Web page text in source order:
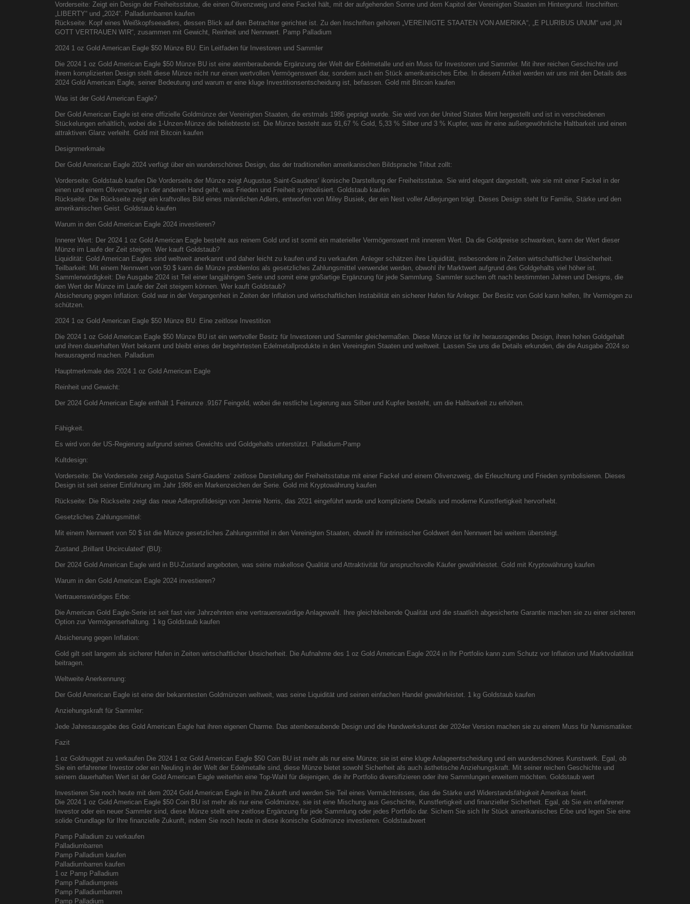
Vorderseite: Zeigt ein Design der Freiheitsstatue, die einen Olivenzweig und eine Fackel hält, mit der aufgehenden Sonne und dem Kapitol der Vereinigten Staaten im Hintergrund. Inschriften:
„LIBERTY“ und „2024“. Palladiumbarren kaufen
Rückseite: Kopf eines Weißkopfseeadlers, dessen Blick auf den Betrachter gerichtet ist. Zu den Inschriften gehören „VEREINIGTE STAATEN VON AMERIKA“, „E PLURIBUS UNUM“ und „IN
GOTT VERTRAUEN WIR“, zusammen mit Gewicht, Reinheit und Nennwert. Pamp Palladium
2024 1 oz Gold American Eagle $50 Münze BU: Ein Leitfaden für Investoren und Sammler
Die 2024 1 oz Gold American Eagle $50 Münze BU ist eine atemberaubende Ergänzung der Welt der Edelmetalle und ein Muss für Investoren und Sammler. Mit ihrer reichen Geschichte und
ihrem komplizierten Design stellt diese Münze nicht nur einen wertvollen Vermögenswert dar, sondern auch ein Stück amerikanisches Erbe. In diesem Artikel werden wir uns mit den Details des
2024 Gold American Eagle, seiner Bedeutung und warum er eine kluge Investitionsentscheidung ist, befassen. Gold mit Bitcoin kaufen
Was ist der Gold American Eagle?
Der Gold American Eagle ist eine offizielle Goldmünze der Vereinigten Staaten, die erstmals 1986 geprägt wurde. Sie wird von der United States Mint hergestellt und ist in verschiedenen
Stückelungen erhältlich, wobei die 1-Unzen-Münze die beliebteste ist. Die Münze besteht aus 91,67 % Gold, 5,33 % Silber und 3 % Kupfer, was ihr eine außergewöhnliche Haltbarkeit und einen
attraktiven Glanz verleiht. Gold mit Bitcoin kaufen
Designmerkmale
Der Gold American Eagle 2024 verfügt über ein wunderschönes Design, das der traditionellen amerikanischen Bildsprache Tribut zollt:
Vorderseite: Goldstaub kaufen Die Vorderseite der Münze zeigt Augustus Saint-Gaudens‘ ikonische Darstellung der Freiheitsstatue. Sie wird elegant dargestellt, wie sie mit einer Fackel in der
einen und einem Olivenzweig in der anderen Hand geht, was Frieden und Freiheit symbolisiert. Goldstaub kaufen
Rückseite: Die Rückseite zeigt ein kraftvolles Bild eines männlichen Adlers, entworfen von Miley Busiek, der ein Nest voller Adlerjungen trägt. Dieses Design steht für Familie, Stärke und den
amerikanischen Geist. Goldstaub kaufen
Warum in den Gold American Eagle 2024 investieren?
Innerer Wert: Der 2024 1 oz Gold American Eagle besteht aus reinem Gold und ist somit ein materieller Vermögenswert mit innerem Wert. Da die Goldpreise schwanken, kann der Wert dieser
Münze im Laufe der Zeit steigen. Wer kauft Goldstaub?
Liquidität: Gold American Eagles sind weltweit anerkannt und daher leicht zu kaufen und zu verkaufen. Anleger schätzen ihre Liquidität, insbesondere in Zeiten wirtschaftlicher Unsicherheit.
Teilbarkeit: Mit einem Nennwert von 50 $ kann die Münze problemlos als gesetzliches Zahlungsmittel verwendet werden, obwohl ihr Marktwert aufgrund des Goldgehalts viel höher ist.
Sammlerwürdigkeit: Die Ausgabe 2024 ist Teil einer langjährigen Serie und somit eine großartige Ergänzung für jede Sammlung. Sammler suchen oft nach bestimmten Jahren und Designs, die
den Wert der Münze im Laufe der Zeit steigern können. Wer kauft Goldstaub?
Absicherung gegen Inflation: Gold war in der Vergangenheit in Zeiten der Inflation und wirtschaftlichen Instabilität ein sicherer Hafen für Anleger. Der Besitz von Gold kann helfen, Ihr Vermögen zu
schützen.
2024 1 oz Gold American Eagle $50 Münze BU: Eine zeitlose Investition
Die 2024 1 oz Gold American Eagle $50 Münze BU ist ein wertvoller Besitz für Investoren und Sammler gleichermaßen. Diese Münze ist für ihr herausragendes Design, ihren hohen Goldgehalt
und ihren dauerhaften Wert bekannt und bleibt eines der begehrtesten Edelmetallprodukte in den Vereinigten Staaten und weltweit. Lassen Sie uns die Details erkunden, die die Ausgabe 2024 so
herausragend machen. Palladium
Hauptmerkmale des 2024 1 oz Gold American Eagle
Reinheit und Gewicht:
Der 2024 Gold American Eagle enthält 1 Feinunze .9167 Feingold, wobei die restliche Legierung aus Silber und Kupfer besteht, um die Haltbarkeit zu erhöhen.
Fähigkeit.
Es wird von der US-Regierung aufgrund seines Gewichts und Goldgehalts unterstützt. Palladium-Pamp
Kultdesign:
Vorderseite: Die Vorderseite zeigt Augustus Saint-Gaudens‘ zeitlose Darstellung der Freiheitsstatue mit einer Fackel und einem Olivenzweig, die Erleuchtung und Frieden symbolisieren. Dieses
Design ist seit seiner Einführung im Jahr 1986 ein Markenzeichen der Serie. Gold mit Kryptowährung kaufen
Rückseite: Die Rückseite zeigt das neue Adlerprofildesign von Jennie Norris, das 2021 eingeführt wurde und komplizierte Details und moderne Kunstfertigkeit hervorhebt.
Gesetzliches Zahlungsmittel:
Mit einem Nennwert von 50 $ ist die Münze gesetzliches Zahlungsmittel in den Vereinigten Staaten, obwohl ihr intrinsischer Goldwert den Nennwert bei weitem übersteigt.
Zustand „Brillant Uncirculated“ (BU):
Der 2024 Gold American Eagle wird in BU-Zustand angeboten, was seine makellose Qualität und Attraktivität für anspruchsvolle Käufer gewährleistet. Gold mit Kryptowährung kaufen
Warum in den Gold American Eagle 2024 investieren?
Vertrauenswürdiges Erbe:
Die American Gold Eagle-Serie ist seit fast vier Jahrzehnten eine vertrauenswürdige Anlagewahl. Ihre gleichbleibende Qualität und die staatlich abgesicherte Garantie machen sie zu einer sicheren
Option zur Vermögenserhaltung. 1 kg Goldstaub kaufen
Absicherung gegen Inflation:
Gold gilt seit langem als sicherer Hafen in Zeiten wirtschaftlicher Unsicherheit. Die Aufnahme des 1 oz Gold American Eagle 2024 in Ihr Portfolio kann zum Schutz vor Inflation und Marktvolatilität
beitragen.
Weltweite Anerkennung:
Der Gold American Eagle ist eine der bekanntesten Goldmünzen weltweit, was seine Liquidität und seinen einfachen Handel gewährleistet. 1 kg Goldstaub kaufen
Anziehungskraft für Sammler:
Jede Jahresausgabe des Gold American Eagle hat ihren eigenen Charme. Das atemberaubende Design und die Handwerkskunst der 2024er Version machen sie zu einem Muss für Numismatiker.
Fazit
1 oz Goldnugget zu verkaufen Die 2024 1 oz Gold American Eagle $50 Coin BU ist mehr als nur eine Münze; sie ist eine kluge Anlageentscheidung und ein wunderschönes Kunstwerk. Egal, ob
Sie ein erfahrener Investor oder ein Neuling in der Welt der Edelmetalle sind, diese Münze bietet sowohl Sicherheit als auch ästhetische Anziehungskraft. Mit seiner reichen Geschichte und
seinem dauerhaften Wert ist der Gold American Eagle weiterhin eine Top-Wahl für diejenigen, die ihr Portfolio diversifizieren oder ihre Sammlungen erweitern möchten. Goldstaub wert
Investieren Sie noch heute mit dem 2024 Gold American Eagle in Ihre Zukunft und werden Sie Teil eines Vermächtnisses, das die Stärke und Widerstandsfähigkeit Amerikas feiert.
Die 2024 1 oz Gold American Eagle $50 Coin BU ist mehr als nur eine Goldmünze, sie ist eine Mischung aus Geschichte, Kunstfertigkeit und finanzieller Sicherheit. Egal, ob Sie ein erfahrener
Investor oder ein neuer Sammler sind, diese Münze stellt eine zeitlose Ergänzung für jede Sammlung oder jedes Portfolio dar. Sichern Sie sich Ihr Stück amerikanisches Erbe und legen Sie eine
solide Grundlage für Ihre finanzielle Zukunft, indem Sie noch heute in diese ikonische Goldmünze investieren. Goldstaubwert
Pamp Palladium zu verkaufen
Palladiumbarren
Pamp Palladium kaufen
Palladiumbarren kaufen
1 oz Pamp Palladium
Pamp Palladiumpreis
Pamp Palladiumbarren
Pamp Palladium